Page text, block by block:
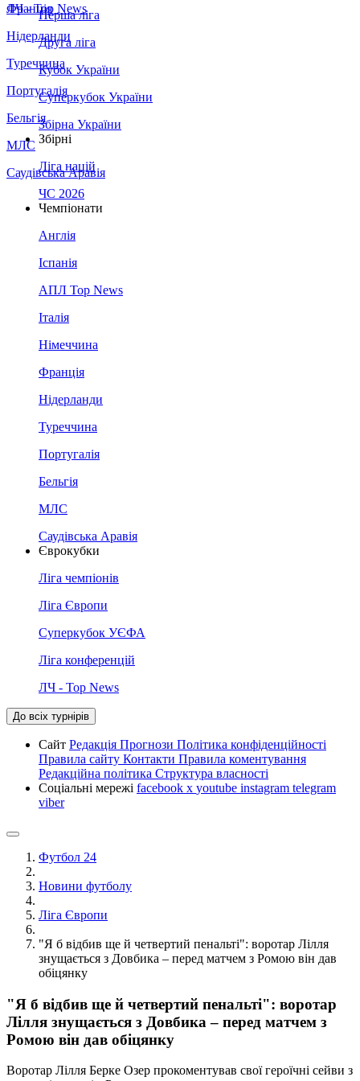
Франція
Нідерланди
Туреччина
Португалія
Бельгія
МЛС
Саудівська Аравія
ЛЧ - Top News
Перша ліга
Друга ліга
Кубок України
Суперкубок України
Збірна України
Збірні
Ліга націй
ЧС 2026
Чемпіонати
Англія
Іспанія
АПЛ Top News
Італія
Німеччина
Франція
Нідерланди
Туреччина
Португалія
Бельгія
МЛС
Саудівська Аравія
Єврокубки
Ліга чемпіонів
Ліга Європи
Суперкубок УЄФА
Ліга конференцій
ЛЧ - Top News
До всіх турнірів
Сайт Редакція Прогнози Політика конфіденційності
Правила сайту Контакти Правила коментування
Редакційна політика Структура власності
Соціальні мережі facebook x youtube instagram telegram
viber
Футбол 24
Новини футболу
Ліга Європи
"Я б відбив ще й четвертий пенальті": воротар Лілля
знущається з Довбика – перед матчем з Ромою він дав
обіцянку
"Я б відбив ще й четвертий пенальті": воротар
Лілля знущається з Довбика – перед матчем з
Ромою він дав обіцянку
Воротар Лілля Берке Озер прокоментував свої героїчні сейви з